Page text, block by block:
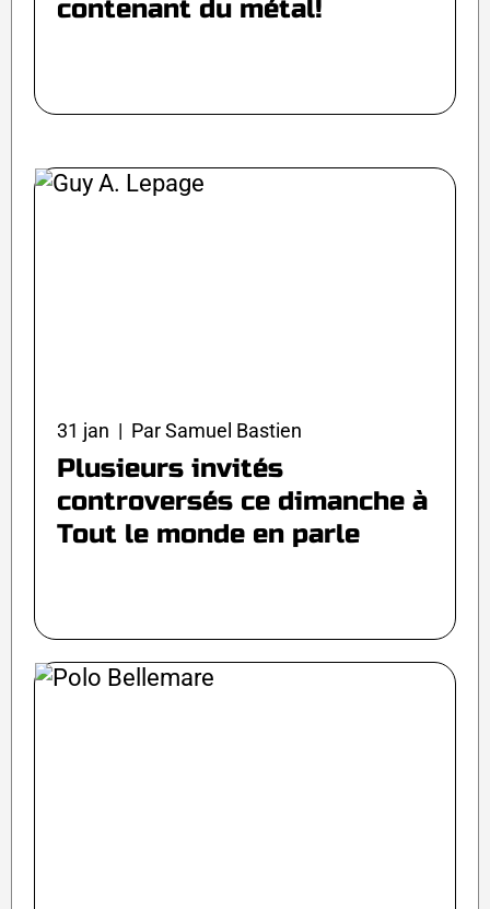
contenant du métal!
31 jan | Par Samuel Bastien
Plusieurs invités
controversés ce dimanche à
Tout le monde en parle